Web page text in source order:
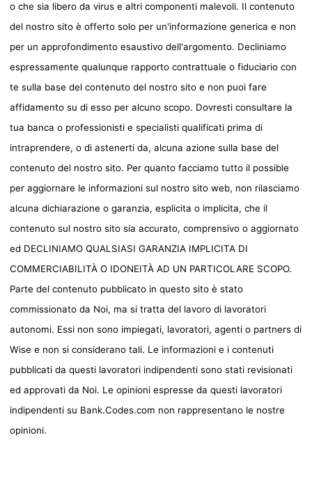
o che sia libero da virus e altri componenti malevoli. Il contenuto
del nostro sito è offerto solo per un'informazione generica e non
per un approfondimento esaustivo dell'argomento. Decliniamo
espressamente qualunque rapporto contrattuale o fiduciario con
te sulla base del contenuto del nostro sito e non puoi fare
affidamento su di esso per alcuno scopo. Dovresti consultare la
tua banca o professionisti e specialisti qualificati prima di
intraprendere, o di astenerti da, alcuna azione sulla base del
contenuto del nostro sito. Per quanto facciamo tutto il possible
per aggiornare le informazioni sul nostro sito web, non rilasciamo
alcuna dichiarazione o garanzia, esplicita o implicita, che il
contenuto sul nostro sito sia accurato, comprensivo o aggiornato
ed DECLINIAMO QUALSIASI GARANZIA IMPLICITA DI
COMMERCIABILITÀ O IDONEITÀ AD UN PARTICOLARE SCOPO.
Parte del contenuto pubblicato in questo sito è stato
commissionato da Noi, ma si tratta del lavoro di lavoratori
autonomi. Essi non sono impiegati, lavoratori, agenti o partners di
Wise e non si considerano tali. Le informazioni e i contenuti
pubblicati da questi lavoratori indipendenti sono stati revisionati
ed approvati da Noi. Le opinioni espresse da questi lavoratori
indipendenti su Bank.Codes.com non rappresentano le nostre
opinioni.